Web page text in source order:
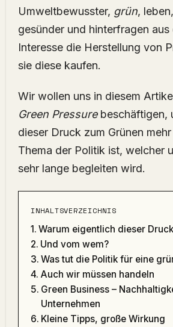
Umweltbewusster, grün,
gesünder und hinterfragen aus
Interesse die Herstellung von
sie diese kaufen.
Wir wollen uns in diesem
Green Pressure beschäftigen,
dieser Druck zum Grünen
Thema der Politik ist, welcher
sehr lange begleiten wird.
INHALTSVERZEICHNIS
Warum eigentlich dieser
Und vom wem?
Was tut die Politik für eine
Auch wir müssen handeln
Green Business –
Unternehmen
Kleine Tipps, große Wirkung